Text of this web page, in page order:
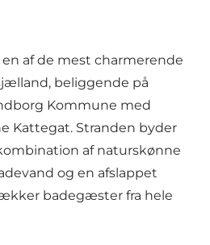
en af de mest charmerende
, beliggende på
Kommune med
Kattegat. Stranden byder
af naturskønne
og en afslappet
badegæster fra hele